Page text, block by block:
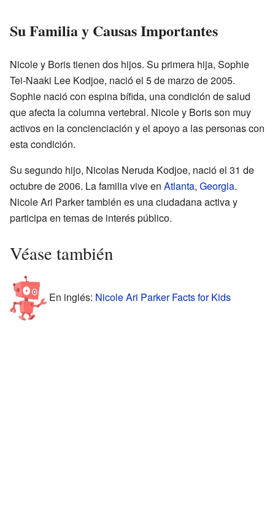
Su Familia y Causas Importantes
Nicole y Boris tienen dos hijos. Su primera hija, Sophie
Tei-Naaki Lee Kodjoe, nació el 5 de marzo de 2005.
Sophie nació con espina bífida, una condición de salud
que afecta la columna vertebral. Nicole y Boris son muy
activos en la concienciación y el apoyo a las personas con
esta condición.
Su segundo hijo, Nicolas Neruda Kodjoe, nació el 31 de
octubre de 2006. La familia vive en Atlanta, Georgia.
Nicole Ari Parker también es una ciudadana activa y
participa en temas de interés público.
Véase también
En inglés: Nicole Ari Parker Facts for Kids